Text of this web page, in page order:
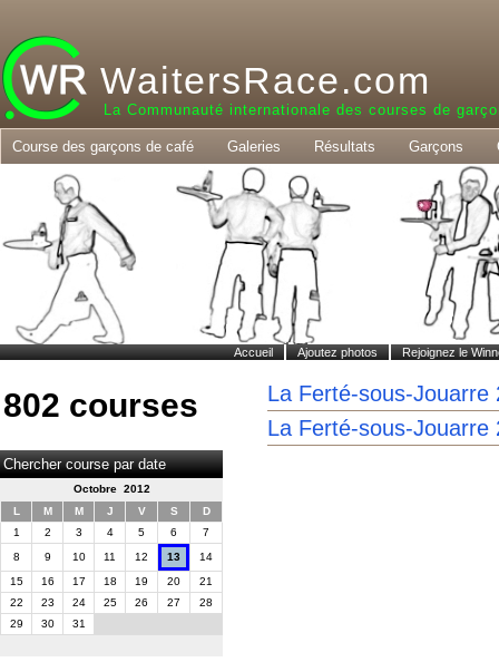
WaitersRace.com
La Communauté internationale des courses de
Course des garçons de café Galeries Résultats Garçons
Accueil Ajoutez photos Rejoignez le
802 courses
Chercher course par date
Octobre 2012
L
M M J V S
D
1
2 3 4 5 6
7
8
9 10 11 12 13
14
15
16 17 18 19 20
21
22
23 24 25 26 27
28
29
30 31
La Ferté-sous-Jouarre
La Ferté-sous-Jouarre